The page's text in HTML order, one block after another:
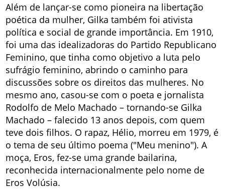
Além de lançar-se como pioneira na libertação
poética da mulher, Gilka também foi ativista
política e social de grande importância. Em 1910,
foi uma das idealizadoras do Partido Republicano
Feminino, que tinha como objetivo a luta pelo
sufrágio feminino, abrindo o caminho para
discussões sobre os direitos das mulheres. No
mesmo ano, casou-se com o poeta e jornalista
Rodolfo de Melo Machado – tornando-se Gilka
Machado – falecido 13 anos depois, com quem
teve dois filhos. O rapaz, Hélio, morreu em 1979, é
o tema de seu último poema ("Meu menino"). A
moça, Eros, fez-se uma grande bailarina,
reconhecida internacionalmente pelo nome de
Eros Volúsia.